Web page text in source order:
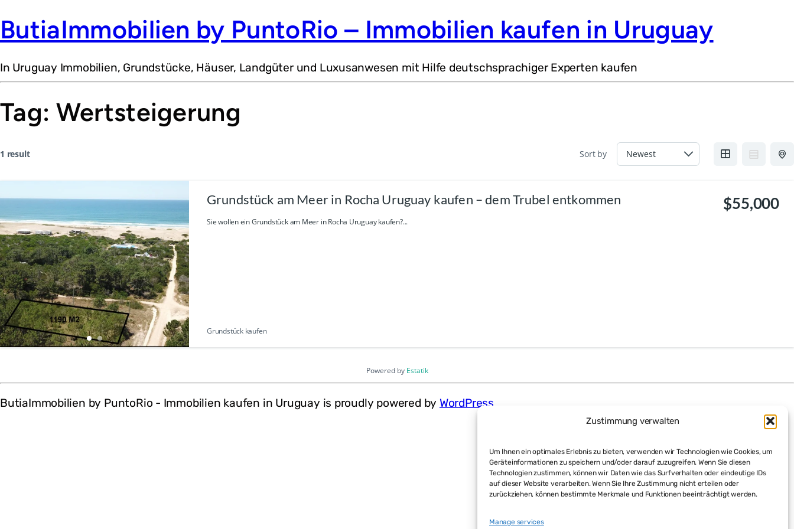
Zustimmung verwalten
Um Ihnen ein optimales Erlebnis zu bieten, verwenden wir Technologien wie Cookies, um
Geräteinformationen zu speichern und/oder darauf zuzugreifen. Wenn Sie diesen
Technologien zustimmen, können wir Daten wie das Surfverhalten oder eindeutige IDs
auf dieser Website verarbeiten. Wenn Sie Ihre Zustimmung nicht erteilen oder
zurückziehen, können bestimmte Merkmale und Funktionen beeinträchtigt werden.
Manage services
ButiaImmobilien by PuntoRio – Immobilien kaufen in Uruguay
In Uruguay Immobilien, Grundstücke, Häuser, Landgüter und Luxusanwesen mit Hilfe deutschsprachiger Experten kaufen
Tag: Wertsteigerung
1 result Sort by
Grundstück am Meer in Rocha Uruguay kaufen – dem Trubel entkommen
Sie wollen ein Grundstück am Meer in Rocha Uruguay kaufen?...
$55,000
Grundstück kaufen
Powered by Estatik
ButiaImmobilien by PuntoRio - Immobilien kaufen in Uruguay is proudly powered by WordPress